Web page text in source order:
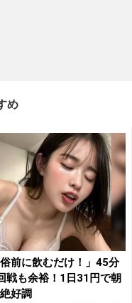
め
俗前に飲むだけ！」45分
戦も余裕！1日31円で朝
好調